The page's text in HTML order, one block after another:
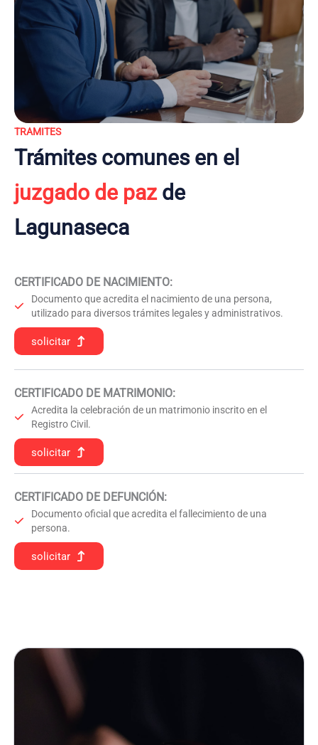
TRAMITES
Trámites comunes en el
juzgado de pazde
Lagunaseca
CERTIFICADO DE NACIMIENTO:
Documento que acredita el nacimiento de una persona,
utilizado para diversos trámites legales y administrativos.
solicitar
CERTIFICADO DE MATRIMONIO:
Acredita la celebración de un matrimonio inscrito en el
Registro Civil.
solicitar
CERTIFICADO DE DEFUNCIÓN:
Documento oficial que acredita el fallecimiento de una
persona.
solicitar